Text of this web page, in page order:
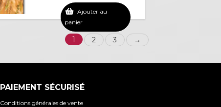
Ajouter au
panier
1 2 3 →
PAIEMENT SÉCURISÉ
Conditions générales de vente